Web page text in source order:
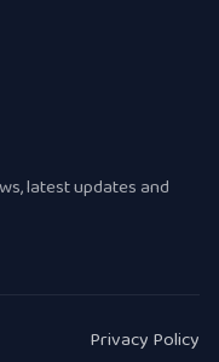
latest updates and
Privacy Policy